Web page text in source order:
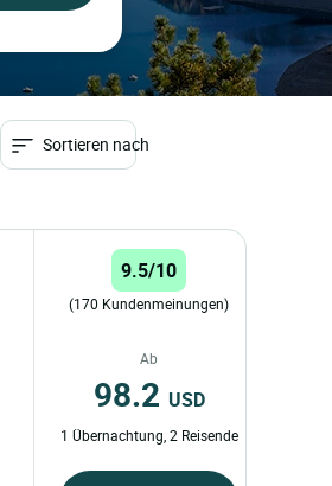
Sortieren nach
9.5/10
(170 Kundenmeinungen)
Ab
98.2 USD
1 Übernachtung, 2 Reisende